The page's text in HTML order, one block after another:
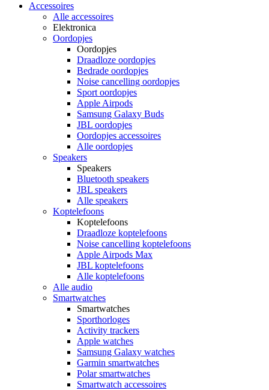
Accessoires
Alle accessoires
Elektronica
Oordopjes
Oordopjes
Draadloze oordopjes
Bedrade oordopjes
Noise cancelling oordopjes
Sport oordopjes
Apple Airpods
Samsung Galaxy Buds
JBL oordopjes
Oordopjes accessoires
Alle oordopjes
Speakers
Speakers
Bluetooth speakers
JBL speakers
Alle speakers
Koptelefoons
Koptelefoons
Draadloze koptelefoons
Noise cancelling koptelefoons
Apple Airpods Max
JBL koptelefoons
Alle koptelefoons
Alle audio
Smartwatches
Smartwatches
Sporthorloges
Activity trackers
Apple watches
Samsung Galaxy watches
Garmin smartwatches
Polar smartwatches
Smartwatch accessoires